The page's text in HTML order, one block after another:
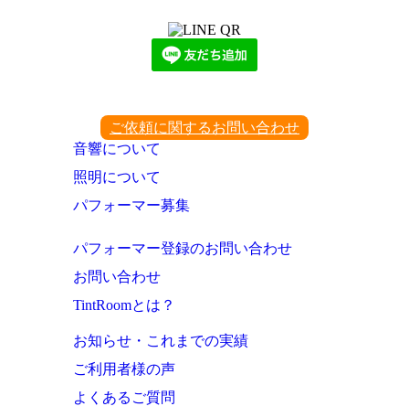
ご依頼に関するお問い合わせ
音響について
照明について
パフォーマー募集
パフォーマー登録のお問い合わせ
お問い合わせ
TintRoomとは？
お知らせ・これまでの実績
ご利用者様の声
よくあるご質問